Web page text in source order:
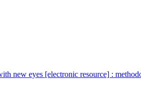
new eyes [electronic resource] :